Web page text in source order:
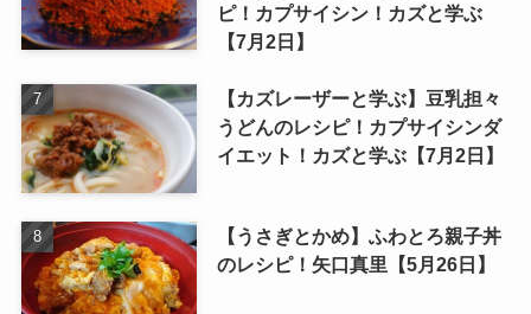
ピ！カプサイシン！カズと学ぶ
【7月2日】
【カズレーザーと学ぶ】豆乳担々
うどんのレシピ！カプサイシンダ
イエット！カズと学ぶ【7月2日】
【うさぎとかめ】ふわとろ親子丼
のレシピ！矢口真里【5月26日】